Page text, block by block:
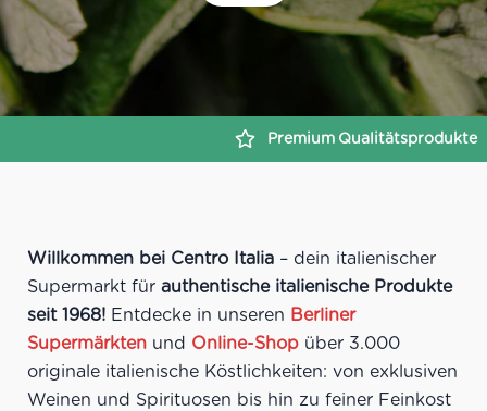
Qualitätsprodukte Sichere
Willkommen bei Centro Italia – dein italienischer
Supermarkt fürauthentische italienische Produkte
seit 1968! Entdecke in unseren Berliner
Supermärkten und Online-Shop über 3.000
originale italienische Köstlichkeiten: von exklusiven
Weinen und Spirituosen bis hin zu feiner Feinkost